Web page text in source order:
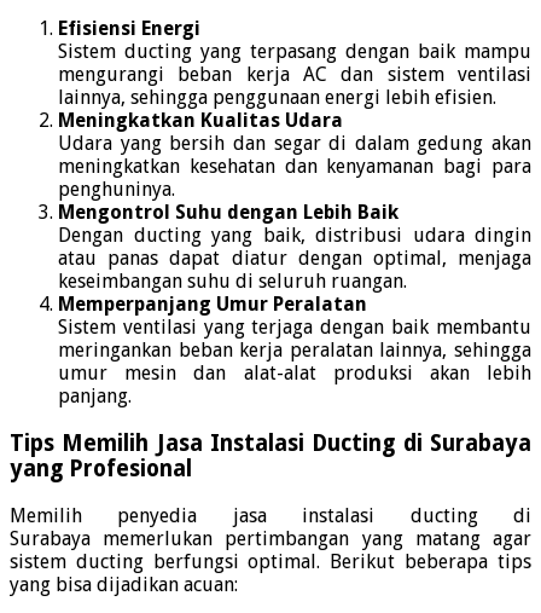
Efisiensi Energi
Sistem ducting yang terpasang dengan baik mampu
mengurangi beban kerja AC dan sistem ventilasi
lainnya, sehingga penggunaan energi lebih efisien.
Meningkatkan Kualitas Udara
Udara yang bersih dan segar di dalam gedung akan
meningkatkan kesehatan dan kenyamanan bagi para
penghuninya.
Mengontrol Suhu dengan Lebih Baik
Dengan ducting yang baik, distribusi udara dingin
atau panas dapat diatur dengan optimal, menjaga
keseimbangan suhu di seluruh ruangan.
Memperpanjang Umur Peralatan
Sistem ventilasi yang terjaga dengan baik membantu
meringankan beban kerja peralatan lainnya, sehingga
umur mesin dan alat-alat produksi akan lebih
panjang.
Tips Memilih Jasa Instalasi Ducting di Surabaya
yang Profesional
Memilih penyedia jasa instalasi ducting di
Surabaya memerlukan pertimbangan yang matang agar
sistem ducting berfungsi optimal. Berikut beberapa tips
yang bisa dijadikan acuan: